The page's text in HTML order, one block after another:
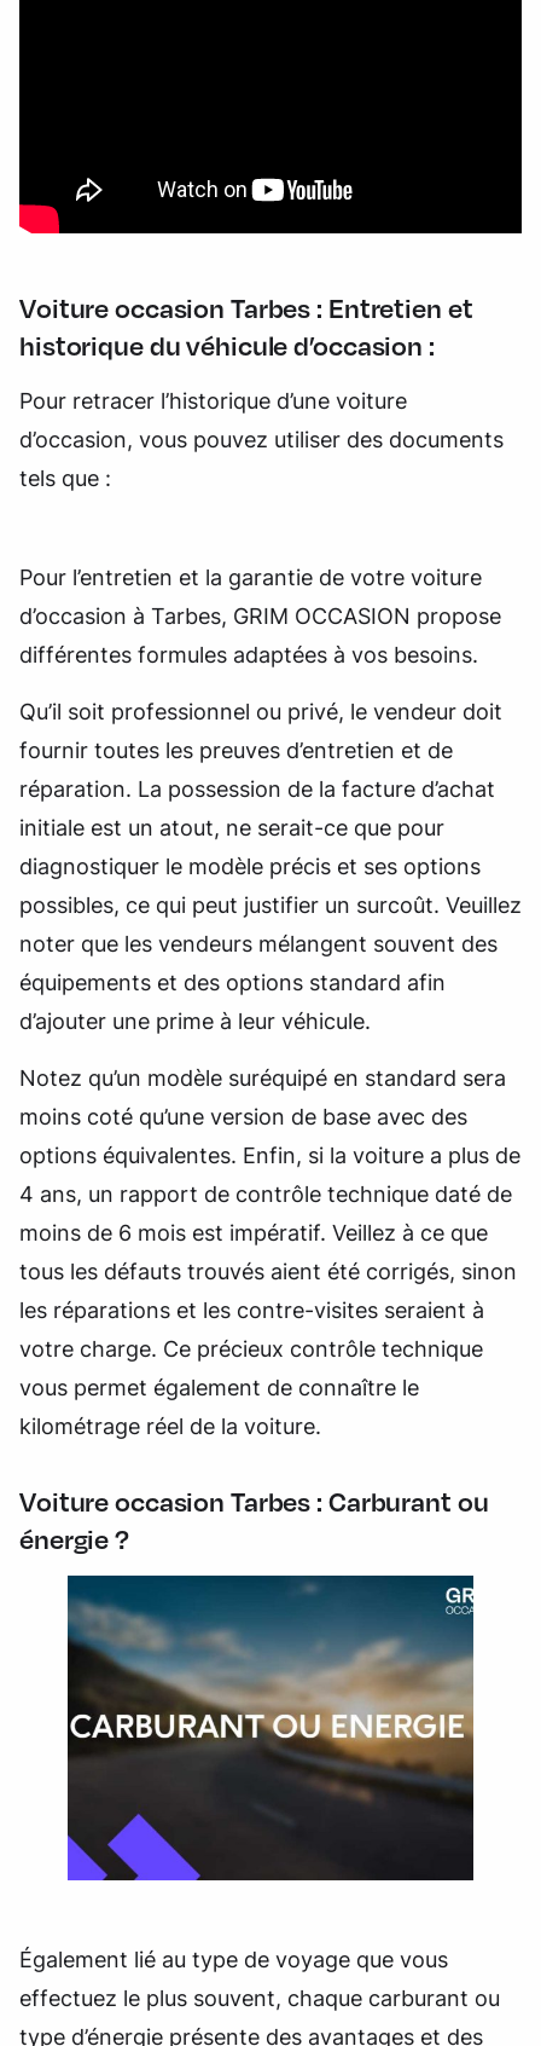
Voiture occasion Tarbes : Entretien et
historique du véhicule d’occasion :
Pour retracer l’historique d’une voiture
d’occasion, vous pouvez utiliser des documents
tels que :
Pour l’entretien et la garantie de votre voiture
d’occasion à Tarbes, GRIM OCCASION propose
différentes formules adaptées à vos besoins.
Qu’il soit professionnel ou privé, le vendeur doit
fournir toutes les preuves d’entretien et de
réparation. La possession de la facture d’achat
initiale est un atout, ne serait-ce que pour
diagnostiquer le modèle précis et ses options
possibles, ce qui peut justifier un surcoût. Veuillez
noter que les vendeurs mélangent souvent des
équipements et des options standard afin
d’ajouter une prime à leur véhicule.
Notez qu’un modèle suréquipé en standard sera
moins coté qu’une version de base avec des
options équivalentes. Enfin, si la voiture a plus de
4 ans, un rapport de contrôle technique daté de
moins de 6 mois est impératif. Veillez à ce que
tous les défauts trouvés aient été corrigés, sinon
les réparations et les contre-visites seraient à
votre charge. Ce précieux contrôle technique
vous permet également de connaître le
kilométrage réel de la voiture.
Voiture occasion Tarbes : Carburant ou
énergie ?
Également lié au type de voyage que vous
effectuez le plus souvent, chaque carburant ou
type d’énergie présente des avantages et des